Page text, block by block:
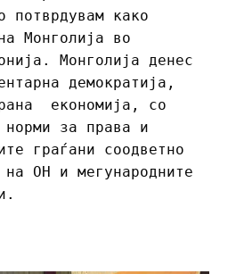
потврдувам како
Монголија во
Монголија денес
демократија,
економија, со
норми за права и
граѓани соодветно
на ОН и мегународните
закони.